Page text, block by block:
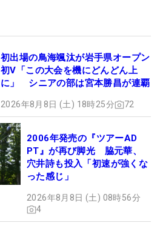
初出場の鳥海颯汰が岩手県オープン
初V「この大会を機にどんどん上
に」 シニアの部は宮本勝昌が連覇
2026年8月8日 (土) 18時25分 72
2006年発売の『ツアーAD
PT』が再び脚光 脇元華、
穴井詩も投入「初速が強くな
った感じ」
2026年8月8日 (土) 08時56分
4